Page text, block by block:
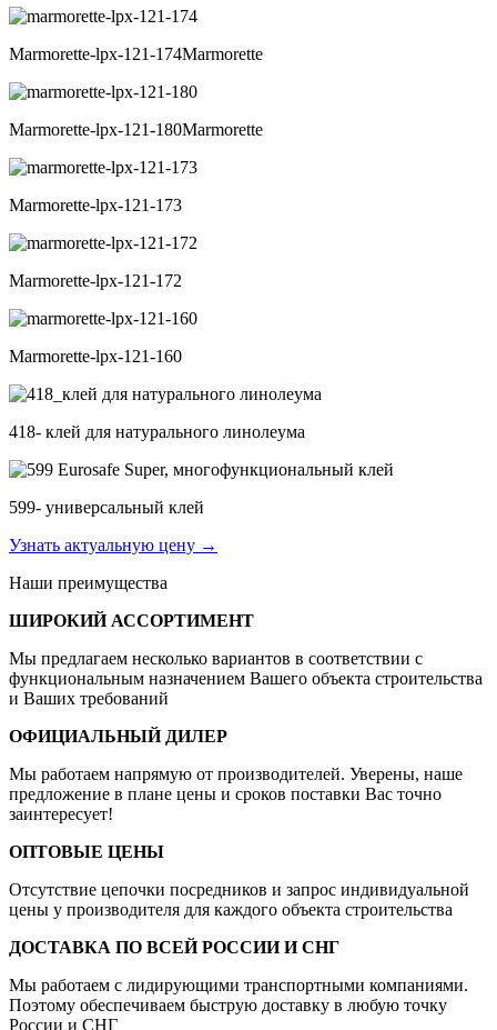
Marmorette-lpx-121-174Marmorette
Marmorette-lpx-121-180Marmorette
Marmorette-lpx-121-173
Marmorette-lpx-121-172
Marmorette-lpx-121-160
418- клей для натурального линолеума
599- универсальный клей
Узнать актуальную цену →
Наши преимущества
ШИРОКИЙ АССОРТИМЕНТ
Мы предлагаем несколько вариантов в соответствии с
функциональным назначением Вашего объекта строительства
и Ваших требований
ОФИЦИАЛЬНЫЙ ДИЛЕР
Мы работаем напрямую от производителей. Уверены, наше
предложение в плане цены и сроков поставки Вас точно
заинтересует!
ОПТОВЫЕ ЦЕНЫ
Отсутствие цепочки посредников и запрос индивидуальной
цены у производителя для каждого объекта строительства
ДОСТАВКА ПО ВСЕЙ РОССИИ И СНГ
Мы работаем с лидирующими транспортными компаниями.
Поэтому обеспечиваем быструю доставку в любую точку
России и СНГ